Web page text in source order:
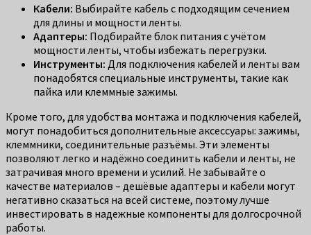
Кабели: Выбирайте кабель с подходящим сечением
для длины и мощности ленты.
Адаптеры: Подбирайте блок питания с учётом
мощности ленты, чтобы избежать перегрузки.
Инструменты: Для подключения кабелей и ленты вам
понадобятся специальные инструменты, такие как
пайка или клеммные зажимы.
Кроме того, для удобства монтажа и подключения кабелей,
могут понадобиться дополнительные аксессуары: зажимы,
клеммники, соединительные разъёмы. Эти элементы
позволяют легко и надёжно соединить кабели и ленты, не
затрачивая много времени и усилий. Не забывайте о
качестве материалов – дешёвые адаптеры и кабели могут
негативно сказаться на всей системе, поэтому лучше
инвестировать в надежные компоненты для долгосрочной
работы.